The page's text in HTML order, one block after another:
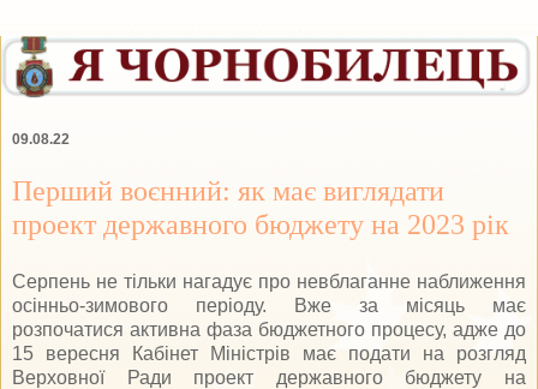
09.08.22
Перший воєнний: як має виглядати
проект державного бюджету на 2023 рік
Серпень не тільки нагадує про невблаганне наближення
осінньо-зимового періоду. Вже за місяць має
розпочатися активна фаза бюджетного процесу, адже до
15 вересня Кабінет Міністрів має подати на розгляд
Верховної Ради проект державного бюджету на